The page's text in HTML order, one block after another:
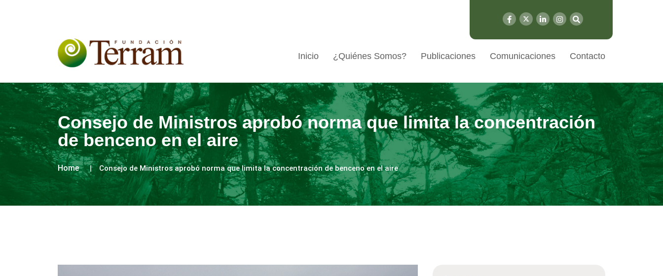
Inicio ¿Quiénes Somos? Publicaciones Comunicaciones Contacto
Consejo de Ministros aprobó norma que limita la concentración
de benceno en el aire
Home Consejo de Ministros aprobó norma que limita la concentración de benceno en el aire